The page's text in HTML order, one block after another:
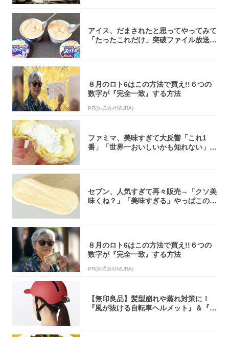
アイス、だまされたと思ってやってみて
「たったこれだけ」突破ファイル放送で
８月のロト6はこの方法で買え!!６つの
数字が『完全一致』する方法
PR(株式会社MURA)
ファミマ、美味すぎて大反響「これ1
番」「世界一おいしいかも知れない」
セブン、人気すぎて再々販売→「クソ美
味くね？」「美味すぎる」やっぱこのク
８月のロト6はこの方法で買え!!６つの
数字が『完全一致』する方法
PR(株式会社MURA)
【無印良品】髪型崩れや蒸れ対策に！
『風が抜ける自転車ヘルメット』＆『2